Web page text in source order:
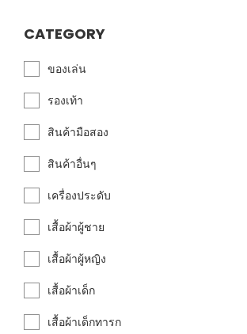
CATEGORY
ของเล่น
รองเท้า
สินค้ามือสอง
สินค้าอื่นๆ
เครื่องประดับ
เสื้อผ้าผู้ชาย
เสื้อผ้าผู้หญิง
เสื้อผ้าเด็ก
เสื้อผ้าเด็กทารก